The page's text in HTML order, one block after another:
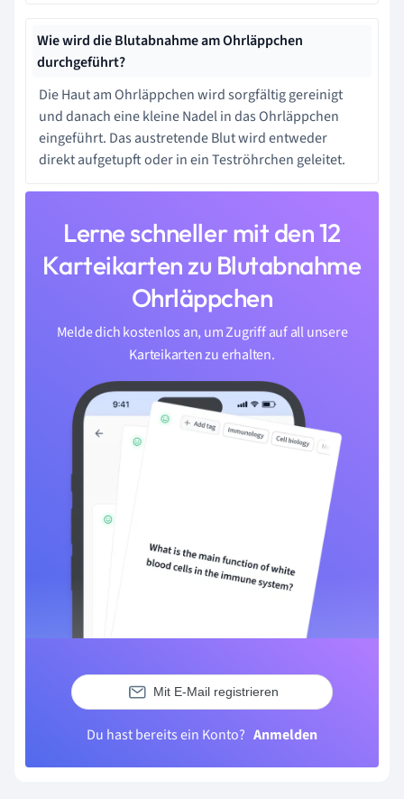
Wie wird die Blutabnahme am Ohrläppchen
durchgeführt?
Die Haut am Ohrläppchen wird sorgfältig gereinigt
und danach eine kleine Nadel in das Ohrläppchen
eingeführt. Das austretende Blut wird entweder
direkt aufgetupft oder in ein Teströhrchen geleitet.
Lerne schneller mit den 12
Karteikarten zu Blutabnahme
Ohrläppchen
Melde dich kostenlos an, um Zugriff auf all unsere
Karteikarten zu erhalten.
Mit E-Mail registrieren
Du hast bereits ein Konto? Anmelden